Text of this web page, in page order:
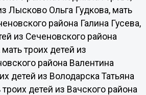
Лысково Ольга Гудкова, мать
района Галина Гусева,
из Сеченовского района
троих детей из
района Валентина
детей из Володарска Татьяна
детей из Вачского района